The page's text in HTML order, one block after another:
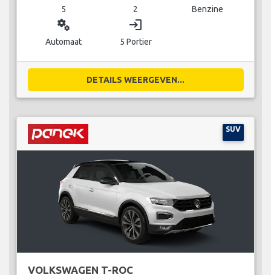
5 2 Benzine
miscellaneous_services
Automaat
login
5 Portier
DETAILS WEERGEVEN...
SUV
VOLKSWAGEN T-ROC